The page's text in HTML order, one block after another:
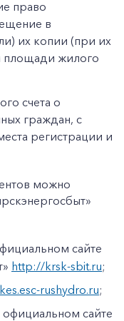
право
в
их копии (при их
площади жилого
счета о
граждан, с
регистрации и
можно
сайте
http://krsk-sbit.ru;
rushydro.ru;
сайте